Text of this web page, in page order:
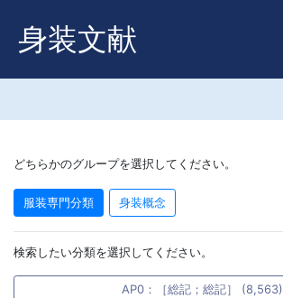
身装文献
どちらかのグループを選択してください。
服装専門分類 身装概念
検索したい分類を選択してください。
AP0：［総記；総記］ (8,563)